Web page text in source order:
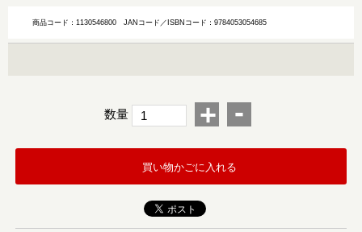
商品コード：1130546800JANコード／ISBNコード：9784053054685
数量 + -
買い物かごに入れる